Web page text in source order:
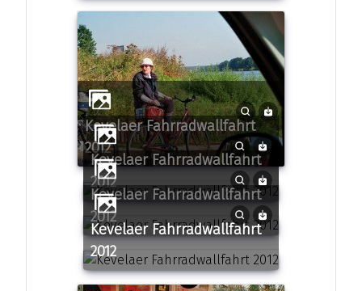
Kevelaer Fahrradwallfahrt
2012
Kevelaer Fahrradwallfahrt
2012
Kevelaer Fahrradwallfahrt
2012
Kevelaer Fahrradwallfahrt
2012